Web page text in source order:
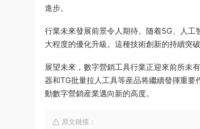
進步。
行業未來發展前景令人期待。随着5G、人
大程度的優化升級。這種技術創新的持續突
展望未來，數字營銷工具行業正迎來前所未
器和TG批量拉人工具等産品将繼續發揮重
動數字營銷産業邁向新的高度。
原文鏈接：